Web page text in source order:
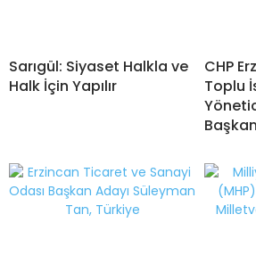
Sarıgül: Siyaset Halkla ve
Halk İçin Yapılır
CHP
Toplu